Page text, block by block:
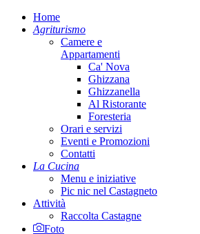
Home
Agriturismo
Camere e
Appartamenti
Ca' Nova
Ghizzana
Ghizzanella
Al Ristorante
Foresteria
Orari e servizi
Eventi e Promozioni
Contatti
La Cucina
Menu e iniziative
Pic nic nel Castagneto
Attività
Raccolta Castagne
Foto